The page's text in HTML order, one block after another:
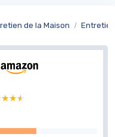
de la Maison